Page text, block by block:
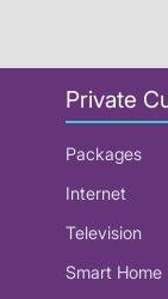
Private
Packages
Internet
Television
Smart Home